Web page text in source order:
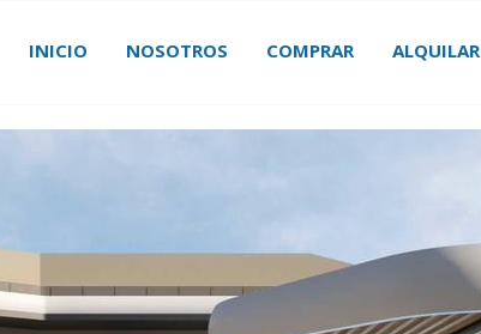
INICIO NOSOTROS COMPRAR ALQUILAR